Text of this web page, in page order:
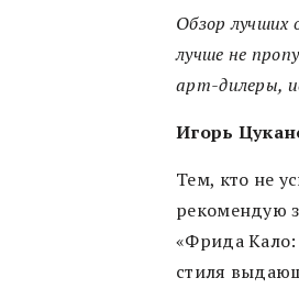
Обзор лучших
лучше не
арт-дилеры,
Игорь
Тем, кто не
рекомендую
«Фрида Кало:
стиля